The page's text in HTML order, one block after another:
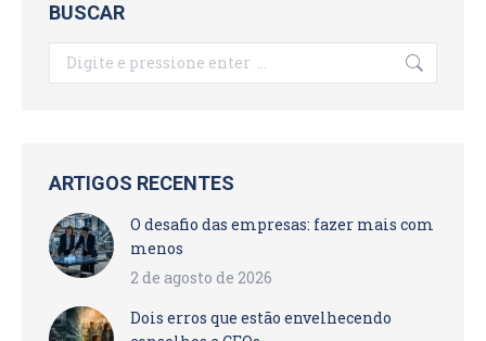
BUSCAR
Search:
ARTIGOS RECENTES
O desafio das empresas: fazer mais com
menos
2 de agosto de 2026
Dois erros que estão envelhecendo